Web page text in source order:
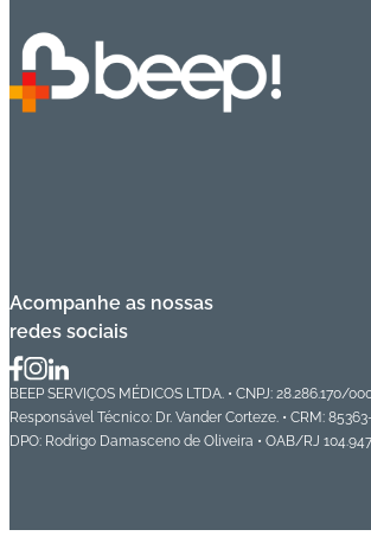
Acompanhe as nossas
redes sociais
BEEP SERVIÇOS MÉDICOS LTDA. • CNPJ: 28.286.170/
Responsável Técnico: Dr. Vander Corteze. • CRM:
DPO: Rodrigo Damasceno de Oliveira • OAB/RJ